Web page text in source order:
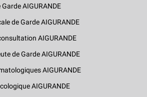
AIGURANDE
de Garde AIGURANDE
AIGURANDE
de Garde AIGURANDE
AIGURANDE
AIGURANDE